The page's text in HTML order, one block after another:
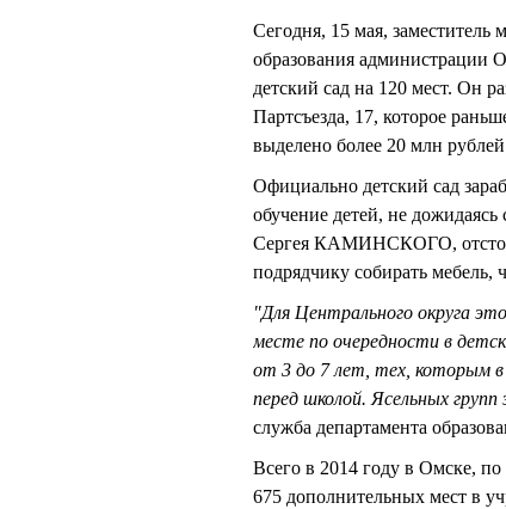
Сегодня, 15 мая,
образования
детский сад на 120 мест. Он
Партсъезда, 17, которое
выделено более 20 млн
Официально детский сад
обучение детей, не
Сергея КАМИНСКОГО,
подрядчику собирать мебель,
"Для Центрального округа
месте по очередности в
от 3 до 7 лет, тех, которым в
перед школой. Ясельных групп
служба департамента
Всего в 2014 году в Омске,
675 дополнительных мест в